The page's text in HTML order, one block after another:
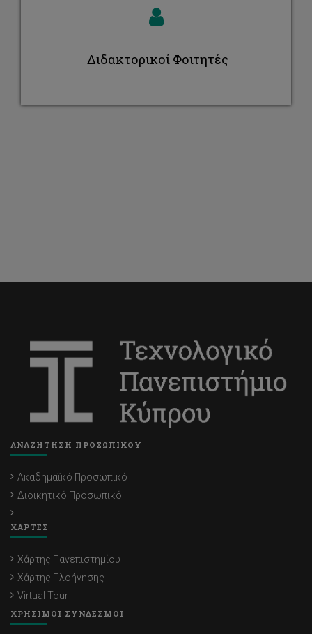
Διδακτορικοί Φοιτητές
ΑΝΑΖΗΤΗΣΗ ΠΡΟΣΩΠΙΚΟΥ
Ακαδημαϊκό Προσωπικό
Διοικητικό Προσωπικό
ΧΑΡΤΕΣ
Χάρτης Πανεπιστημίου
Χάρτης Πλοήγησης
Virtual Tour
ΧΡΗΣΙΜΟΙ ΣΥΝΔΕΣΜΟΙ